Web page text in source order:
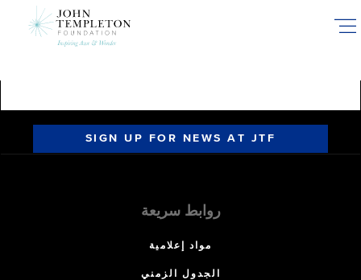
SIGN UP FOR NEWS AT JTF
روابط سريعة
مواد إعلامية
الجدول الزمني